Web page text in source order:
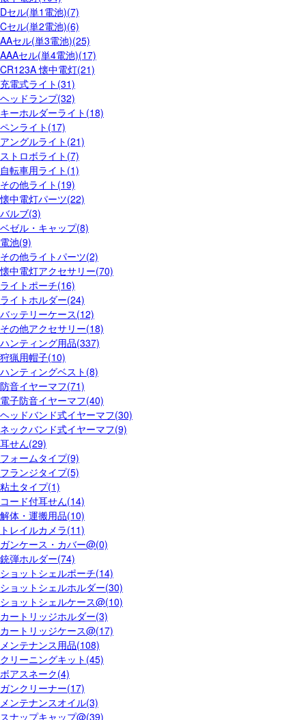
Dセル(単1電池)(7)
Cセル(単2電池)(6)
AAセル(単3電池)(25)
AAAセル(単4電池)(17)
CR123A 懐中電灯(21)
充電式ライト(31)
ヘッドランプ(32)
キーホルダーライト(18)
ペンライト(17)
アングルライト(21)
ストロボライト(7)
自転車用ライト(1)
その他ライト(19)
懐中電灯パーツ(22)
バルブ(3)
ベゼル・キャップ(8)
電池(9)
その他ライトパーツ(2)
懐中電灯アクセサリー(70)
ライトポーチ(16)
ライトホルダー(24)
バッテリーケース(12)
その他アクセサリー(18)
ハンティング用品(337)
狩猟用帽子(10)
ハンティングベスト(8)
防音イヤーマフ(71)
電子防音イヤーマフ(40)
ヘッドバンド式イヤーマフ(30)
ネックバンド式イヤーマフ(9)
耳せん(29)
フォームタイプ(9)
フランジタイプ(5)
粘土タイプ(1)
コード付耳せん(14)
解体・運搬用品(10)
トレイルカメラ(11)
ガンケース・カバー@(0)
銃弾ホルダー(74)
ショットシェルポーチ(14)
ショットシェルホルダー(30)
ショットシェルケース@(10)
カートリッジホルダー(3)
カートリッジケース@(17)
メンテナンス用品(108)
クリーニングキット(45)
ボアスネーク(4)
ガンクリーナー(17)
メンテナンスオイル(3)
スナップキャップ@(39)